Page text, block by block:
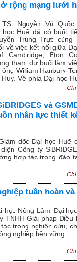
rộng mạng lưới
Nguyễn Vũ Quốc
Huế đã có buổi
Trung Trực cùng
về việc kết nối giữa
Cambridge, Eton
tham dự buổi làm
William Hanbury-
Về phía Đại học
Chi
và
nhân lực thiết
đốc Đại học Huế
Công ty
hợp tác trong đào
Chi
tuần hoàn và
học Nông Lâm, Đại
TNHH Giải pháp Điều
trong nghiên cứu,
nghiệp bền vững.
Chi